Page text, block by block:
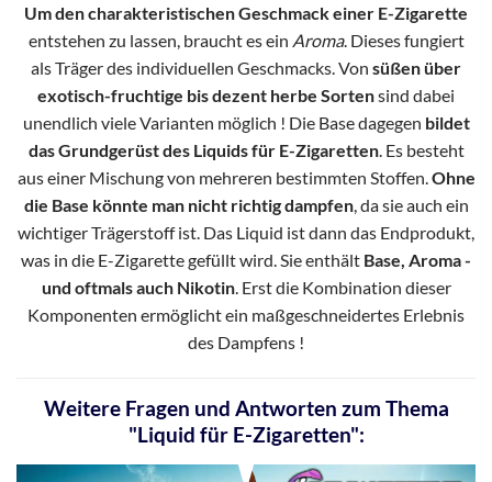
Um den charakteristischen Geschmack einer E-Zigarette
entstehen zu lassen, braucht es ein Aroma. Dieses fungiert
als Träger des individuellen Geschmacks. Von süßen über
exotisch-fruchtige bis dezent herbe Sortensind dabei
unendlich viele Varianten möglich ! Die Base dagegen bildet
das Grundgerüst des Liquids für E-Zigaretten. Es besteht
aus einer Mischung von mehreren bestimmten Stoffen. Ohne
die Base könnte man nicht richtig dampfen, da sie auch ein
wichtiger Trägerstoff ist. Das Liquid ist dann das Endprodukt,
was in die E-Zigarette gefüllt wird. Sie enthält Base, Aroma -
und oftmals auch Nikotin. Erst die Kombination dieser
Komponenten ermöglicht ein maßgeschneidertes Erlebnis
des Dampfens !
Weitere Fragen und Antworten zum Thema
"Liquid für E-Zigaretten":